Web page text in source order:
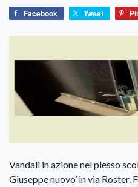
Facebook Tweet
Vandali in azione nel plesso
Giuseppe nuovo’ in via Roster.